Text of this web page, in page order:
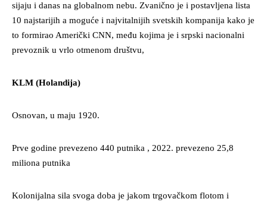
sijaju i danas na globalnom nebu. Zvanično je i postavljena lista
10 najstarijih a moguće i najvitalnijih svetskih kompanija kako je
to formirao Američki CNN, među kojima je i srpski nacionalni
prevoznik u vrlo otmenom društvu,
KLM (Holandija)
Osnovan, u maju 1920.
Prve godine prevezeno 440 putnika , 2022. prevezeno 25,8
miliona putnika
Kolonijalna sila svoga doba je jakom trgovačkom flotom i